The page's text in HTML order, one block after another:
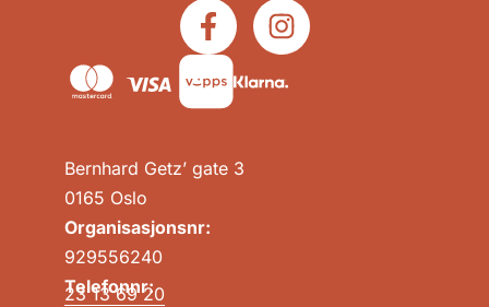
Bernhard Getz’ gate 3
0165 Oslo
Organisasjonsnr:
929556240
Telefonnr:
23 13 69 20